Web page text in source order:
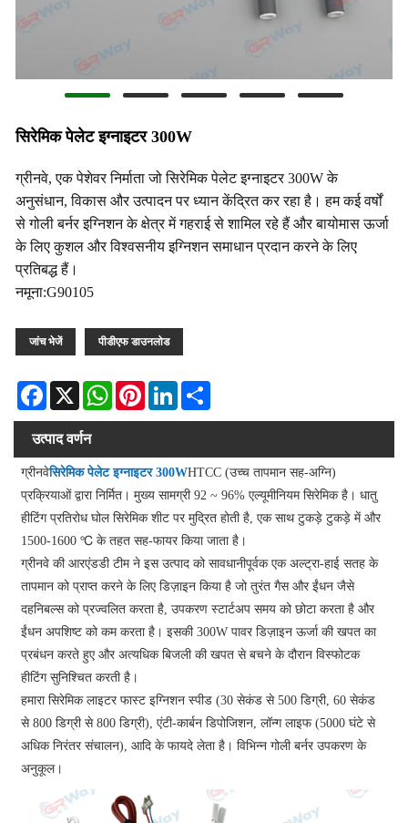
सिरेमिक पेलेट इग्नाइटर 300W
ग्रीनवे, एक पेशेवर निर्माता जो सिरेमिक पेलेट इग्नाइटर 300W के
अनुसंधान, विकास और उत्पादन पर ध्यान केंद्रित कर रहा है। हम कई वर्षों
से गोली बर्नर इग्निशन के क्षेत्र में गहराई से शामिल रहे हैं और बायोमास ऊर्जा
के लिए कुशल और विश्वसनीय इग्निशन समाधान प्रदान करने के लिए
प्रतिबद्ध हैं।
नमूना:G90105
जांच भेजें पीडीएफ डाउनलोड
Facebook
X WhatsAppPinterestLinkedIn
उत्पाद वर्णन
ग्रीनवेसिरेमिक पेलेट इग्नाइटर 300WHTCC (उच्च तापमान सह-अग्नि)
प्रक्रियाओं द्वारा निर्मित। मुख्य सामग्री 92 ~ 96% एल्यूमीनियम सिरेमिक है। धातु
हीटिंग प्रतिरोध घोल सिरेमिक शीट पर मुद्रित होती है, एक साथ टुकड़े टुकड़े में और
1500-1600 ℃ के तहत सह-फायर किया जाता है।
ग्रीनवे की आरएंडडी टीम ने इस उत्पाद को सावधानीपूर्वक एक अल्ट्रा-हाई सतह के
तापमान को प्राप्त करने के लिए डिज़ाइन किया है जो तुरंत गैस और ईंधन जैसे
दहनिबल्स को प्रज्वलित करता है, उपकरण स्टार्टअप समय को छोटा करता है और
ईंधन अपशिष्ट को कम करता है। इसकी 300W पावर डिज़ाइन ऊर्जा की खपत का
प्रबंधन करते हुए और अत्यधिक बिजली की खपत से बचने के दौरान विस्फोटक
हीटिंग सुनिश्चित करती है।
हमारा सिरेमिक लाइटर फास्ट इग्निशन स्पीड (30 सेकंड से 500 डिग्री, 60 सेकंड
से 800 डिग्री से 800 डिग्री), एंटी-कार्बन डिपोजिशन, लॉन्ग लाइफ (5000 घंटे से
अधिक निरंतर संचालन), आदि के फायदे लेता है। विभिन्न गोली बर्नर उपकरण के
अनुकूल।